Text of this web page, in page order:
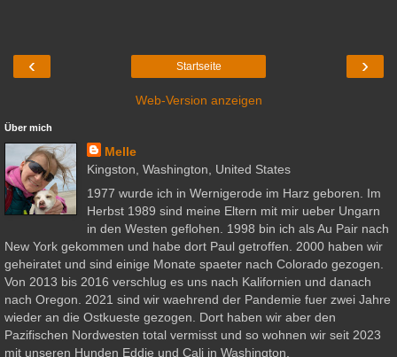
‹ ›
Startseite
Web-Version anzeigen
Über mich
Melle
Kingston, Washington, United States
1977 wurde ich in Wernigerode im Harz geboren. Im
Herbst 1989 sind meine Eltern mit mir ueber Ungarn
in den Westen geflohen. 1998 bin ich als Au Pair nach
New York gekommen und habe dort Paul getroffen. 2000 haben wir
geheiratet und sind einige Monate spaeter nach Colorado gezogen.
Von 2013 bis 2016 verschlug es uns nach Kalifornien und danach
nach Oregon. 2021 sind wir waehrend der Pandemie fuer zwei Jahre
wieder an die Ostkueste gezogen. Dort haben wir aber den
Pazifischen Nordwesten total vermisst und so wohnen wir seit 2023
mit unseren Hunden Eddie und Cali in Washington.